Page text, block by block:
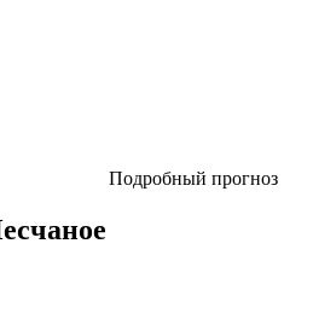
Подробный прогноз